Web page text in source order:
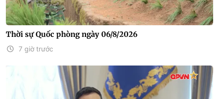
Thời sự Quốc phòng ngày 06/8/2026
7 giờ trước